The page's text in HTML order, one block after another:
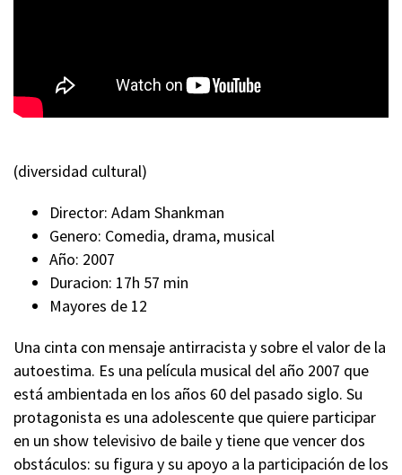
(diversidad cultural)
Director: Adam Shankman
Genero: Comedia, drama, musical
Año: 2007
Duracion: 17h 57 min
Mayores de 12
Una cinta con mensaje antirracista y sobre el valor de la
autoestima. Es una película musical del año 2007 que
está ambientada en los años 60 del pasado siglo. Su
protagonista es una adolescente que quiere participar
en un show televisivo de baile y tiene que vencer dos
obstáculos: su figura y su apoyo a la participación de los